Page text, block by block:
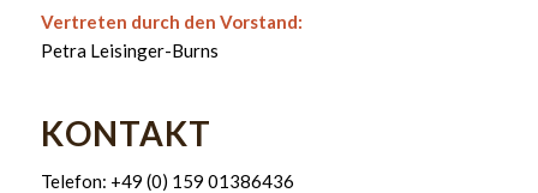
Vertreten durch den Vorstand:
Petra Leisinger-Burns
KONTAKT
Telefon: +49 (0) 159 01386436